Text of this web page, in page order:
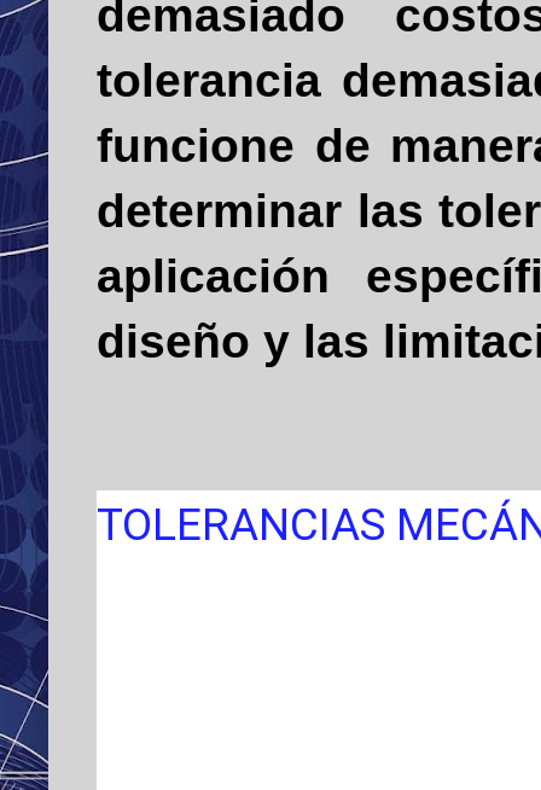
demasiado
tolerancia
funcione de
determinar las
aplicación
diseño y las
TOLERANCIAS